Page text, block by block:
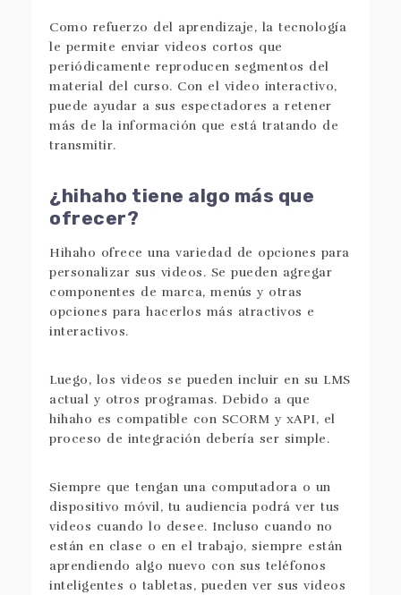
Como refuerzo del aprendizaje, la tecnología
le permite enviar videos cortos que
periódicamente reproducen segmentos del
material del curso. Con el video interactivo,
puede ayudar a sus espectadores a retener
más de la información que está tratando de
transmitir.
¿hihaho tiene algo más que
ofrecer?
Hihaho ofrece una variedad de opciones para
personalizar sus videos. Se pueden agregar
componentes de marca, menús y otras
opciones para hacerlos más atractivos e
interactivos.
Luego, los videos se pueden incluir en su LMS
actual y otros programas. Debido a que
hihaho es compatible con SCORM y xAPI, el
proceso de integración debería ser simple.
Siempre que tengan una computadora o un
dispositivo móvil, tu audiencia podrá ver tus
videos cuando lo desee. Incluso cuando no
están en clase o en el trabajo, siempre están
aprendiendo algo nuevo con sus teléfonos
inteligentes o tabletas, pueden ver sus videos